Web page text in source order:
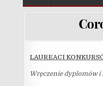
LAUREACI
Wręczenie dyplomów i